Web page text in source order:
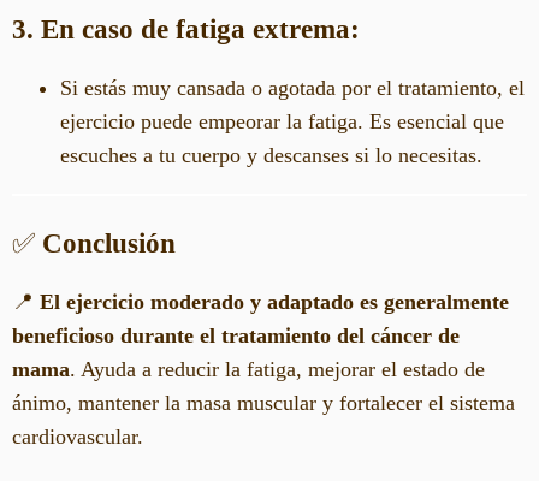
3. En caso de fatiga extrema:
Si estás muy cansada o agotada por el tratamiento, el
ejercicio puede empeorar la fatiga. Es esencial que
escuches a tu cuerpo y descanses si lo necesitas.
✅ Conclusión
📍 El ejercicio moderado y adaptado es generalmente
beneficioso durante el tratamiento del cáncer de
mama. Ayuda a reducir la fatiga, mejorar el estado de
ánimo, mantener la masa muscular y fortalecer el sistema
cardiovascular.